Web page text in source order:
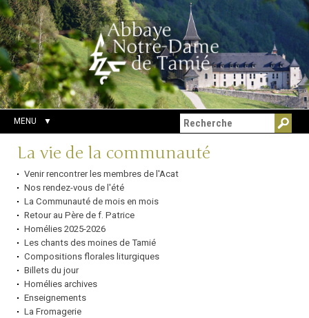
Aller
au
contenu.
|
Aller
à
la
navigation
Outils
personnels
Chercher par
Recherche
avancée…
MENU
Navigation
La vie de la communauté
Venir rencontrer les membres de l'Acat
Nos rendez-vous de l'été
La Communauté de mois en mois
Retour au Père de f. Patrice
Homélies 2025-2026
Les chants des moines de Tamié
Compositions florales liturgiques
Billets du jour
Homélies archives
Enseignements
La Fromagerie